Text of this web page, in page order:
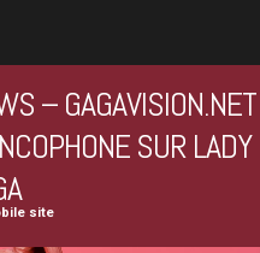
– GAGAVISION.NET
SUR LADY
site